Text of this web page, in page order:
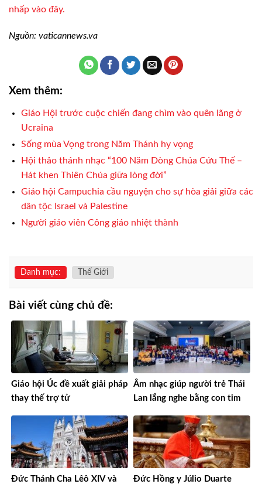
nhấp vào đây.
Nguồn: vaticannews.va
Xem thêm:
Giáo Hội trước cuộc chiến đang chìm vào quên lãng ở
Ucraina
Sống mùa Vọng trong Năm Thánh hy vọng
Hội thảo thánh nhạc “100 Năm Dòng Chúa Cứu Thế –
Hát khen Thiên Chúa giữa lòng đời”
Giáo hội Campuchia cầu nguyện cho sự hòa giải giữa các
dân tộc Israel và Palestine
Người giáo viên Công giáo nhiệt thành
Danh mục: Thế Giới
Bài viết cùng chủ đề:
Giáo hội Úc đề xuất giải pháp
thay thế trợ tử
Âm nhạc giúp người trẻ Thái
Lan lắng nghe bằng con tim
Đức Thánh Cha Lêô XIV và
Đức Hồng y Júlio Duarte